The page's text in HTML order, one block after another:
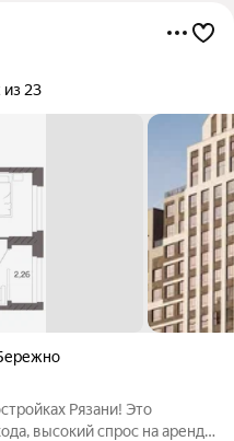
из 23
Рязани! Это
высокий спрос на аренду